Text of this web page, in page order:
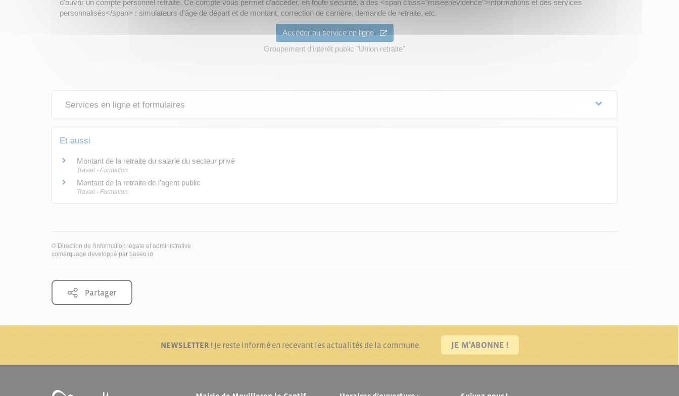
d'ouvrir un compte personnel retraite. Ce compte vous permet d'accéder, en toute sécurité, à des <span class="miseenevidence">informations et des services
personnalisés</span> : simulateurs d'âge de départ et de montant, correction de carrière, demande de retraite, etc.
Accéder au service en ligne
Groupement d'intérêt public "Union retraite"
Services en ligne et formulaires
Et aussi
Montant de la retraite du salarié du secteur privé
Travail - Formation
Montant de la retraite de l'agent public
Travail - Formation
© Direction de l'information légale et administrative
comarquage developpé par baseo.io
Partager
NEWSLETTER !Je reste informé en recevant les actualités de la commune. JE M'ABONNE !